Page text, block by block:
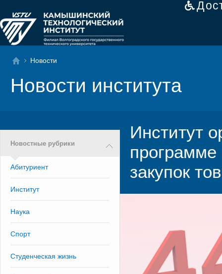
Новости
Новости института
Новостные рубрики
Абитуриент
Институт
Наука
Спорт
Студенческая жизнь
Институт
программе
закупок